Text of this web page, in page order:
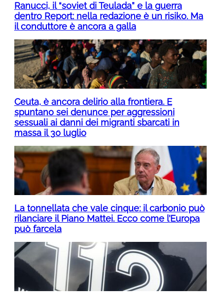
Ranucci, il “soviet di Teulada” e la guerra
dentro Report: nella redazione è un risiko. Ma
il conduttore è ancora a galla
Ceuta, è ancora delirio alla frontiera. E
spuntano sei denunce per aggressioni
sessuali ai danni dei migranti sbarcati in
massa il 30 luglio
La tonnellata che vale cinque: il carbonio può
rilanciare il Piano Mattei. Ecco come l’Europa
può farcela